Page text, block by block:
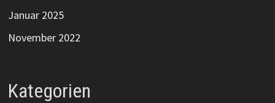
Januar 2025
November 2022
Kategorien